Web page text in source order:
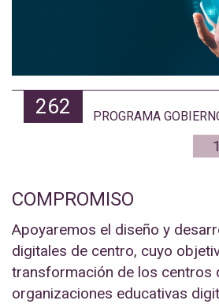
262 PROGRAMA
COMPROMISO
Apoyaremos el diseño y
digitales de centro, cuyo
transformación de los centros
organizaciones educativas